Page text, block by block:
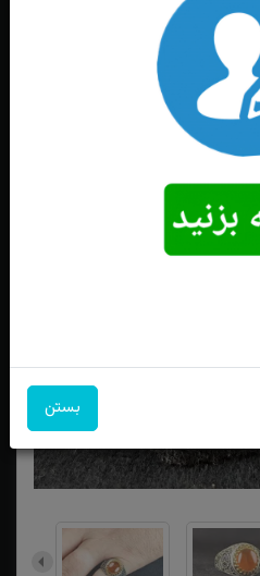
بستن